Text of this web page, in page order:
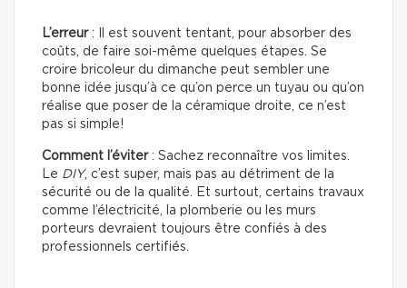
L’erreur: Il est souvent tentant, pour absorber des
coûts, de faire soi-même quelques étapes. Se
croire bricoleur du dimanche peut sembler une
bonne idée jusqu’à ce qu’on perce un tuyau ou qu’on
réalise que poser de la céramique droite, ce n’est
pas si simple!
Comment l’éviter: Sachez reconnaître vos limites.
Le DIY, c’est super, mais pas au détriment de la
sécurité ou de la qualité. Et surtout, certains travaux
comme l’électricité, la plomberie ou les murs
porteurs devraient toujours être confiés à des
professionnels certifiés.